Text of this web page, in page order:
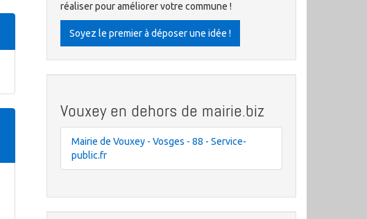
réaliser pour améliorer votre commune !
Soyez le premier à déposer une idée !
Vouxey en dehors de mairie.biz
Mairie de Vouxey - Vosges - 88 - Service-
public.fr